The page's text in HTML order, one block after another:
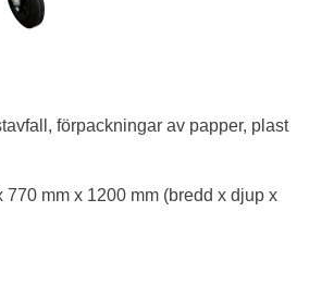
förpackningar av papper, plast
770 mm x 1200 mm (bredd x djup x